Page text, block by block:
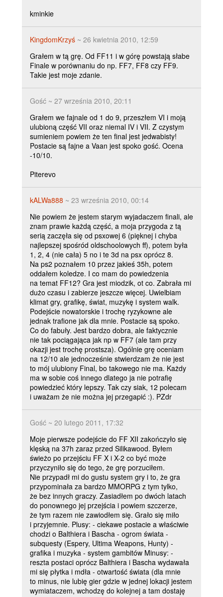
kminkie
KingdomKrzyś ~ 26 kwietnia 2010, 12:59
Grałem w tą grę. Od FF11 i w górę powstają słabe
Finale w porównaniu do np. FF7, FF8 czy FF9.
Takie jest moje zdanie.
Gość ~ 27 września 2010, 20:11
Grałem we fajnale od 1 do 9, przeszłem VI i moją
ulubioną część VII oraz niemal IV i VII. Z czystym
sumieniem powiem że ten final jest jedwabisty!
Postacie są fajne a Vaan jest spoko gość. Ocena
-10/10.
Piterevo
kALWa888 ~ 23 września 2010, 00:14
Nie powiem że jestem starym wyjadaczem finali, ale
znam prawie każdą część, a moja przygoda z tą
serią zaczęła się od psxowej 6 (pięknej i chyba
najlepszej spośród oldschoolowych ff), potem była
1, 2, 4 (nie cała) 5 no i te 3d na psx oprócz 8.
Na ps2 poznałem 10 przez jakieś 35h, potem
oddałem koledze. I co mam do powiedzenia
na temat FF12? Gra jest miodzik, ot co. Zabrała mi
dużo czasu i zabierze jeszcze więcej. Uwielbiam
klimat gry, grafikę, świat, muzykę i system walk.
Podejście nowatorskie i trochę ryzykowne ale
jednak trafione jak dla mnie. Postacie są spoko.
Co do fabuły. Jest bardzo dobra, ale faktycznie
nie tak pociągająca jak np w FF7 (ale tam przy
okazji jest trochę prostsza). Ogólnie grę oceniam
na 12/10 ale jednocześnie stwierdzam że nie jest
to mój ulubiony Final, bo takowego nie ma. Każdy
ma w sobie coś innego dlatego ja nie potrafię
powiedzieć który lepszy. Tak czy siak, 12 polecam
i uważam że nie można jej przegapić :). PZdr
Gość ~ 20 lutego 2011, 17:32
Moje pierwsze podejście do FF XII zakończyło się
klęską na 37h zaraz przed Silikawood. Byłem
świeżo po przejściu FF X i X-2 co być może
przyczyniło się do tego, że grę porzuciłem.
Nie przypadł mi do gustu system gry i to, że gra
przypominała za bardzo MMORPG z tym tylko,
że bez innych graczy. Zasiadłem po dwóch latach
do ponownego jej przejścia i powiem szczerze,
że tym razem nie zawiodłem się. Grało się miło
i przyjemnie. Plusy: - ciekawe postacie a właściwie
chodzi o Balthiera i Bascha - ogrom świata -
subquesty (Espery, Ultima Weapons, Hunty) -
grafika i muzyka - system gambitów Minusy: -
reszta postaci oprócz Balthiera i Bascha wydawała
mi się płytka i mdła - otwartość świata (dla mnie
to minus, nie lubię gier gdzie w jednej lokacji jestem
wymiataczem, wchodzę do kolejnej a tam dostaję